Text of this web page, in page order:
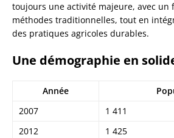
toujours une activité majeure, avec un
méthodes traditionnelles, tout en
des pratiques agricoles durables.
Une démographie en
Année
2007
1 411
2012
1 425